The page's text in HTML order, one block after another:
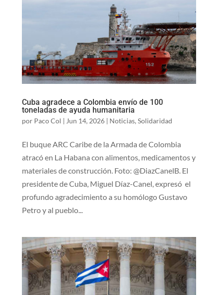
Cuba agradece a Colombia envío de 100
toneladas de ayuda humanitaria
por Paco Col | Jun 14, 2026| Noticias, Solidaridad
El buque ARC Caribe de la Armada de Colombia
atracó en La Habana con alimentos, medicamentos y
materiales de construcción. Foto: @DiazCanelB. El
presidente de Cuba, Miguel Díaz-Canel, expresó el
profundo agradecimiento a su homólogo Gustavo
Petro y al pueblo...